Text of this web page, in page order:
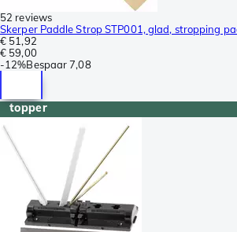
52 reviews
Skerper Paddle Strop STP001, glad, stropping
€ 51,92
€ 59,00
-12%Bespaar 7,08
topper